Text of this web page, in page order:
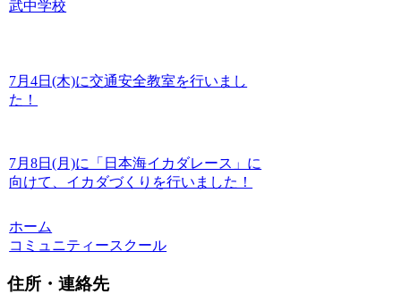
武中学校
7月4日(木)に交通安全教室を行いまし
た！
7月8日(月)に「日本海イカダレース」に
向けて、イカダづくりを行いました！
ホーム
コミュニティースクール
住所・連絡先